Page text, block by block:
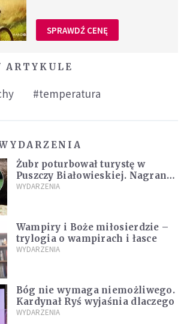
SPRAWDŹ CENĘ
ARTYKULE
#temperatura
Żubr poturbował turystę w
Puszczy Białowieskiej. Nagranie
daje do myślenia
WYDARZENIA
Wampiry i Boże miłosierdzie –
trylogia o wampirach i łasce
WYDARZENIA
Bóg nie wymaga niemożliwego.
Kardynał Ryś wyjaśnia dlaczego
WYDARZENIA